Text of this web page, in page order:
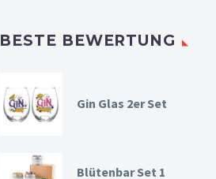
BESTE BEWERTUNG
Gin Glas 2er Set
Blütenbar Set 1